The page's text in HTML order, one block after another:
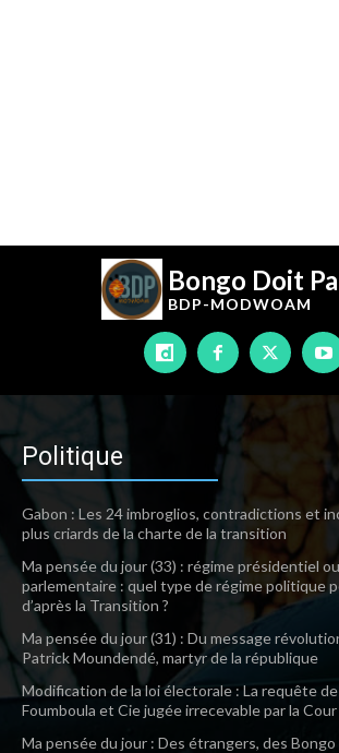
Bongo Doit
BDP-MODWOAM
Politique
Gabon : Les 24 imbroglios, contradictions et
plus criards de la charte de la transition
Ma pensée du jour (33) : régime présidentiel
parlementaire : quel type de régime politique
d’après la Transition ?
Ma pensée du jour (31) : Du message
Patrick Moundendé, martyr de la république
Modification de la loi électorale : La requête
Foumboula et Cie jugée irrecevable par la
Ma pensée du jour : Des étrangers, des